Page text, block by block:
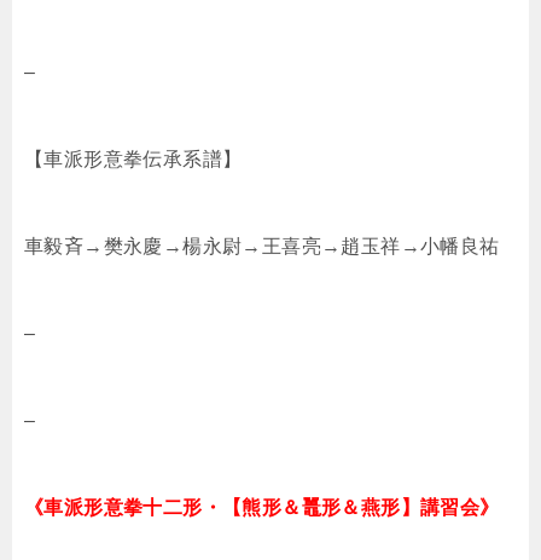
–
【車派形意拳伝承系譜】
車毅斉→樊永慶→楊永尉→王喜亮→趙玉祥→小幡良祐
–
–
《車派形意拳十二形・【熊形＆鼉形＆燕形】講習会》